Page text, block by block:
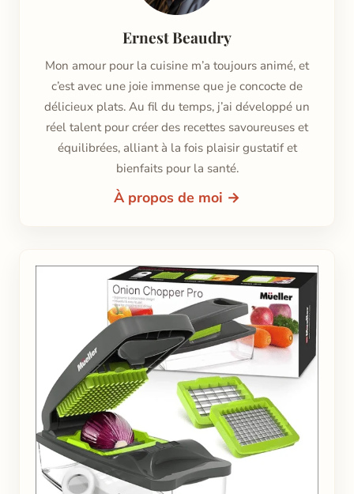
Ernest Beaudry
Mon amour pour la cuisine m’a toujours animé, et
c’est avec une joie immense que je concocte de
délicieux plats. Au fil du temps, j’ai développé un
réel talent pour créer des recettes savoureuses et
équilibrées, alliant à la fois plaisir gustatif et
bienfaits pour la santé.
À propos de moi →